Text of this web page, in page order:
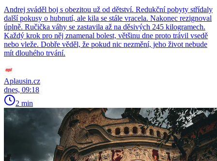
Andrej sváděl boj s obezitou už od dětství. Redukční pobyty střídaly
další pokusy o hubnutí, ale kila se stále vracela. Nakonec rezignoval
úplně. Ručička váhy se zastavila až na děsivých 245 kilogramech.
Každý krok pro něj znamenal bolest, většinu dne proto trávil vsedě
nebo vleže. Dobře věděl, že pokud nic nezmění, jeho život nebude
mít dlouhého trvání.
Aplausin.cz
dnes, 09:18
2 min